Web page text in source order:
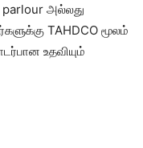
parlour அல்லது
TAHDCO மூலம்
உதவியும்